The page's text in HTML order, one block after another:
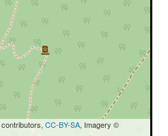
contributors, CC-BY-SA, Imagery ©